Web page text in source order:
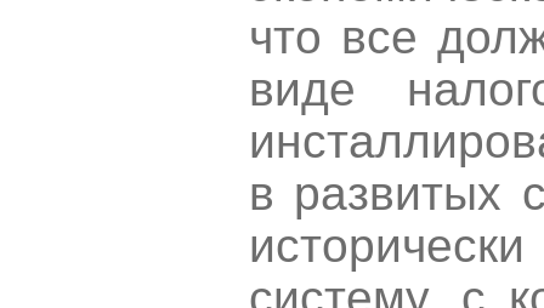
что все
виде
в развитых